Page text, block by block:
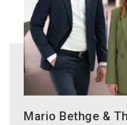
Mario Bethge &